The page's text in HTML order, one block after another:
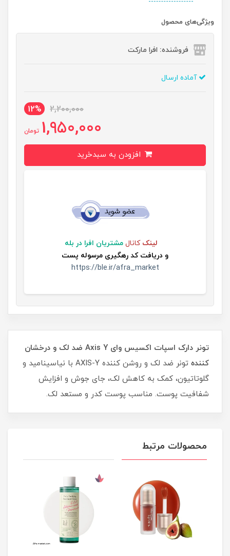
ویژگی‌های محصول
فروشنده: افرا مارکت
آماده ارسال
2,200,000
12%
1,950,000 تومان
لینک کانال مشتریان افرا در بله
و دریافت کد رهگیری مرسوله پست
https://ble.ir/afra_market
تونر دارک اسپات اکسیس وای Axis Y ضد لک و درخشان
کننده
تونر ضد لک و روشن کننده AXIS-Y با نیاسینامید و
گلوتاتیون، کمک به کاهش لک، جای جوش و افزایش
شفافیت پوست. مناسب پوست کدر و مستعد لک.
محصولات مرتبط